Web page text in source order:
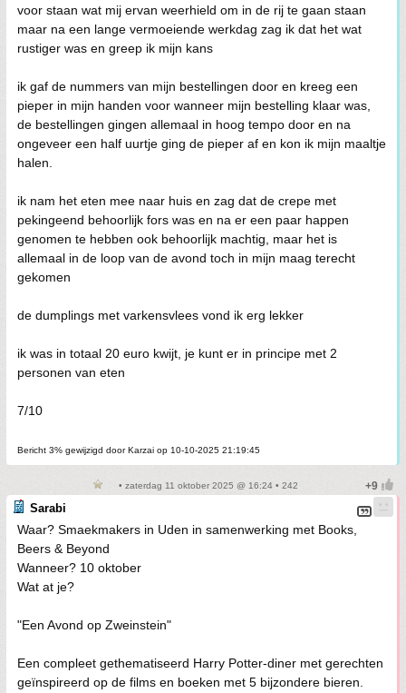
voor staan wat mij ervan weerhield om in de rij te gaan staan
maar na een lange vermoeiende werkdag zag ik dat het wat
rustiger was en greep ik mijn kans
ik gaf de nummers van mijn bestellingen door en kreeg een
pieper in mijn handen voor wanneer mijn bestelling klaar was,
de bestellingen gingen allemaal in hoog tempo door en na
ongeveer een half uurtje ging de pieper af en kon ik mijn maaltje
halen.
ik nam het eten mee naar huis en zag dat de crepe met
pekingeend behoorlijk fors was en na er een paar happen
genomen te hebben ook behoorlijk machtig, maar het is
allemaal in de loop van de avond toch in mijn maag terecht
gekomen
de dumplings met varkensvlees vond ik erg lekker
ik was in totaal 20 euro kwijt, je kunt er in principe met 2
personen van eten
7/10
Bericht 3% gewijzigd door Karzai op 10-10-2025 21:19:45
• zaterdag 11 oktober 2025 @ 16:24 • 242
Sarabi
Waar? Smaekmakers in Uden in samenwerking met Books,
Beers & Beyond
Wanneer? 10 oktober
Wat at je?
"Een Avond op Zweinstein"
Een compleet gethematiseerd Harry Potter-diner met gerechten
geïnspireerd op de films en boeken met 5 bijzondere bieren.